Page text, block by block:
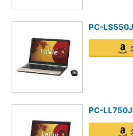
PC-
PC-